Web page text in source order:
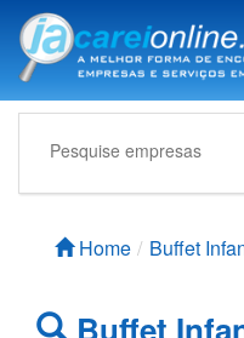
Home Buffet
Buffet